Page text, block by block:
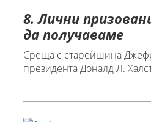
8. Лични
да получаваме
Среща с старейшина
президента Доналд Л.